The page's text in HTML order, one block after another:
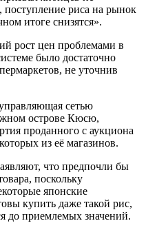
поступление риса на рынок
итоге снизятся».
рост цен проблемами в
было достаточно
не уточнив
сетью
острове Кюсю,
проданного с аукциона
из её магазинов.
что предпочли бы
поскольку
японские
купить даже такой рис,
до приемлемых значений.